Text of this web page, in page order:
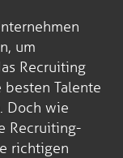
um
Recruiting
Talente
Doch wie
Recruiting-
richtigen